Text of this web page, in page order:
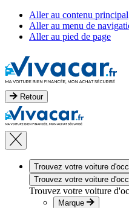
Aller au contenu principal
Aller au menu de
Aller au pied de page
Retour
Trouvez votre voiture
Trouvez votre voiture
Trouvez votre voiture
Marque